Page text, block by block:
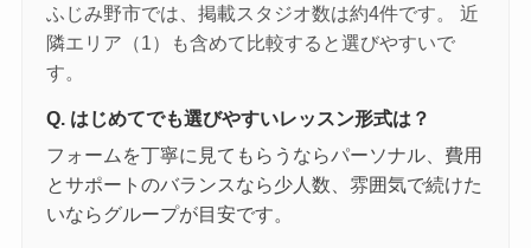
ふじみ野市では、掲載スタジオ数は約4件です。 近
隣エリア（1）も含めて比較すると選びやすいで
す。
Q. はじめてでも選びやすいレッスン形式は？
フォームを丁寧に見てもらうならパーソナル、費用
とサポートのバランスなら少人数、雰囲気で続けた
いならグループが目安です。